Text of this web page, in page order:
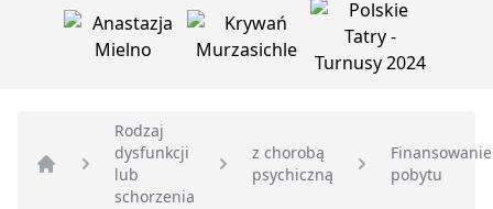
Strona główna
Rodzaj
dysfunkcji
lub
schorzenia
z chorobą
psychiczną
Finansowanie
pobytu